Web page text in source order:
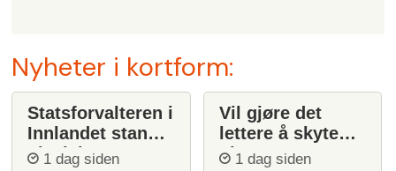
Nyheter i kortform:
Statsforvalteren i
Innlandet stanser
ulvejakt
1 dag siden
Vil gjøre det
lettere å skyte
ulv1 dag siden